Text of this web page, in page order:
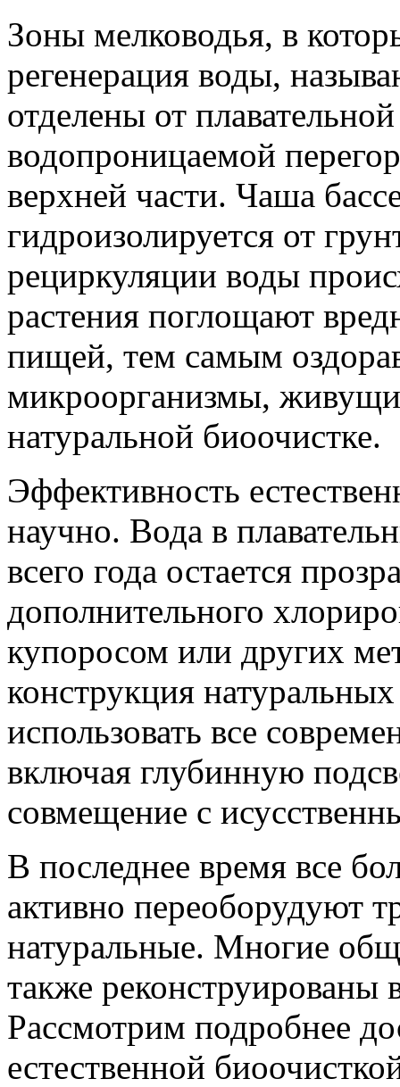
Зоны мелководья, в
регенерация воды,
отделены от
водопроницаемой
верхней части. Чаша
гидроизолируется от
рециркуляции воды
растения поглощают
пищей, тем самым
микроорганизмы,
натуральной биоочистке.
Эффективность
научно. Вода в
всего года остается
дополнительного
купоросом или других
конструкция
использовать все
включая глубинную
совмещение с
В последнее время все
активно переоборудуют
натуральные. Многие
также реконструированы
Рассмотрим подробнее
естественной